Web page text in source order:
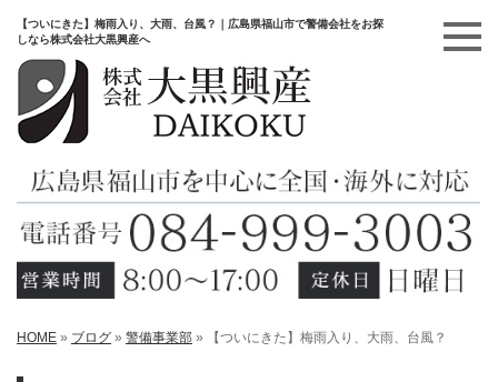
【ついにきた】梅雨入り、大雨、台風？｜広島県福山市で警備会社をお探
しなら株式会社大黒興産へ
HOME » ブログ » 警備事業部 » 【ついにきた】梅雨入り、大雨、台風？